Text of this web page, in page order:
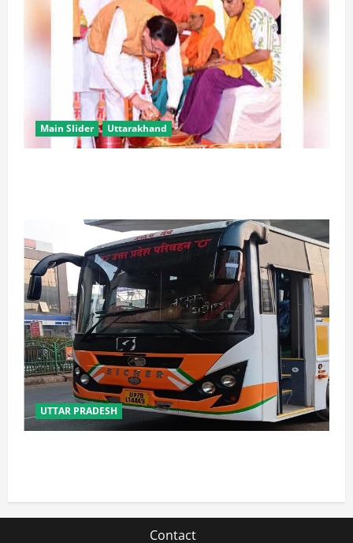
Main Slider Uttarakhand
UTTAR PRADESH
Contact